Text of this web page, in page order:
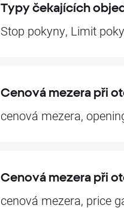
Typy čekajících
Stop pokyny, Limit
Cenová mezera při
cenová mezera,
Cenová mezera při
cenová mezera, price